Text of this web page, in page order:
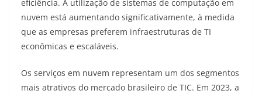
eficiência. A utilização de sistemas de computação em
nuvem está aumentando significativamente, à medida
que as empresas preferem infraestruturas de TI
econômicas e escaláveis.
Os serviços em nuvem representam um dos segmentos
mais atrativos do mercado brasileiro de TIC. Em 2023, a